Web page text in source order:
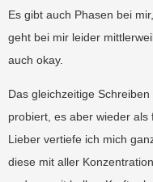
Es gibt auch Phasen bei
geht bei mir leider
auch okay.
Das gleichzeitige
probiert, es aber wieder
Lieber vertiefe ich mich
diese mit aller